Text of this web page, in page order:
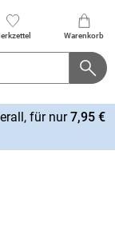
Warenkorb
für nur7,95 €